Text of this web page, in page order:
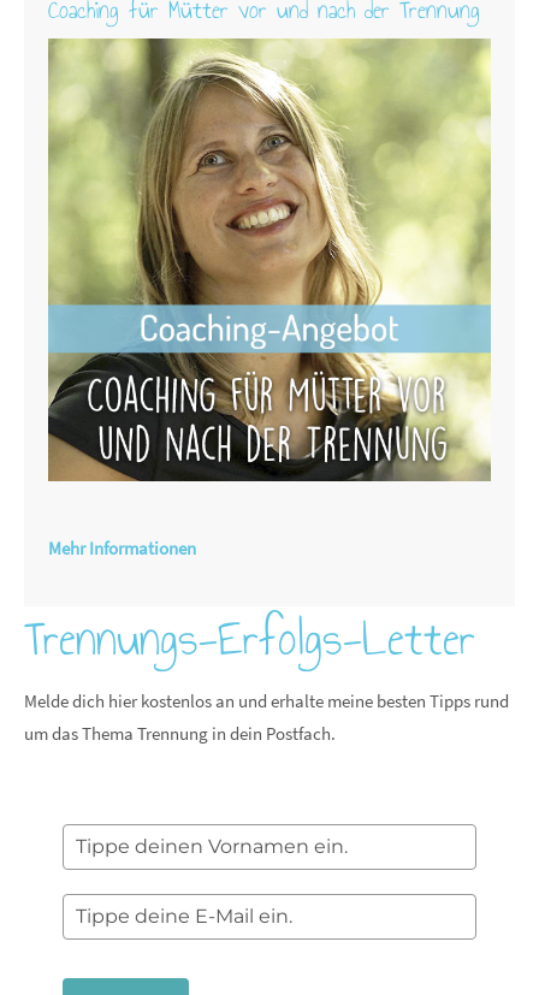
Coaching für Mütter vor und nach der Trennung
Mehr Informationen
Trennungs-Erfolgs-Letter
Melde dich hier kostenlos an und erhalte meine besten Tipps rund
um das Thema Trennung in dein Postfach.